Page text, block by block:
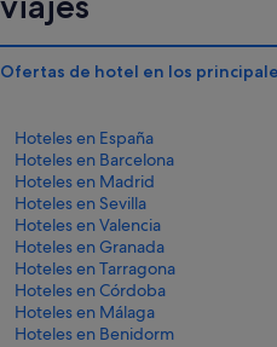
Ofertas de hotel en los
Hoteles en España
Hoteles en Barcelona
Hoteles en Madrid
Hoteles en Sevilla
Hoteles en Valencia
Hoteles en Granada
Hoteles en Tarragona
Hoteles en Córdoba
Hoteles en Málaga
Hoteles en Benidorm